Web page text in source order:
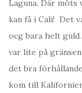
Laguna. Där möts
kan få i Cali! Det
ocg bara helt
var lite på
det bra
kom till